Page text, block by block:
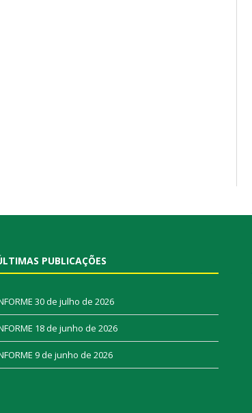
PUBLICAÇÕES
30 de julho de 2026
18 de junho de 2026
9 de junho de 2026